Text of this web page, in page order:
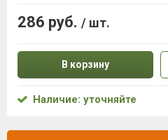
286 руб. / шт.
В корзину
Наличие: уточняйте